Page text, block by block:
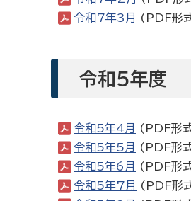
令和7年3月
(PDF形
令和5年度
令和5年4月
(PDF形
令和5年5月
(PDF形
令和5年6月
(PDF形
令和5年7月
(PDF形